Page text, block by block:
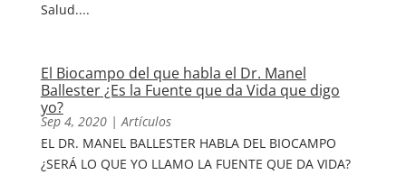
Salud....
El Biocampo del que habla el Dr. Manel
Ballester ¿Es la Fuente que da Vida que digo
yo?
Sep 4, 2020|Artículos
EL DR. MANEL BALLESTER HABLA DEL BIOCAMPO
¿SERÁ LO QUE YO LLAMO LA FUENTE QUE DA VIDA?